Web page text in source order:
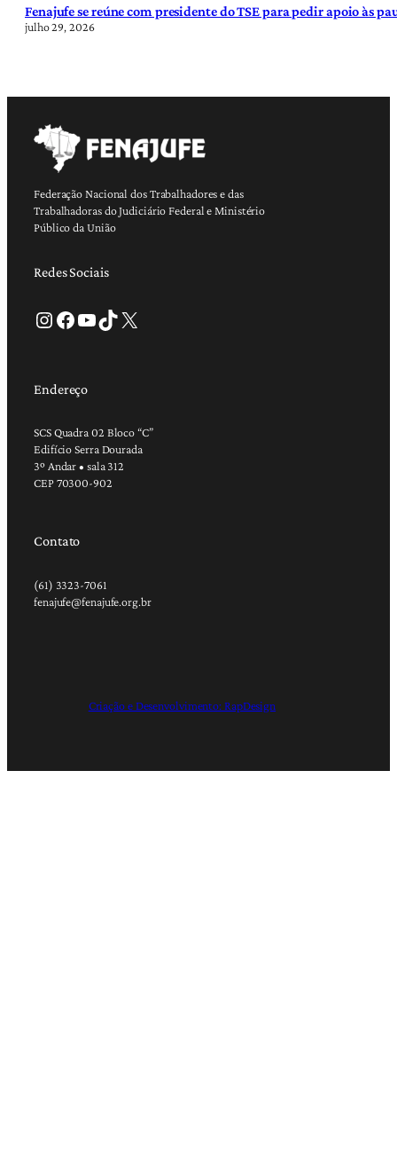
Fenajufe se reúne com presidente do TSE para pedir apoio às
julho 29, 2026
Federação Nacional dos Trabalhadores e das
Trabalhadoras do Judiciário Federal e Ministério
Público da União
Redes Sociais
Instagram Facebook Youtube TikTok X
Endereço
SCS Quadra 02 Bloco “C”
Edifício Serra Dourada
3º Andar • sala 312
CEP 70300-902
Contato
(61) 3323-7061
fenajufe@fenajufe.org.br
Criação e Desenvolvimento: RapDesign